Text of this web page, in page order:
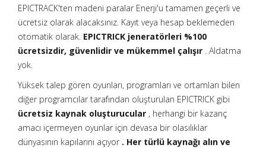
EPICTRACK'ten madeni paralar Enerji'u tamamen geçerli ve
ücretsiz olarak alacaksınız. Kayıt veya hesap beklemeden
otomatik olarak. EPICTRICK jeneratörleri %100
ücretsizdir, güvenlidir ve mükemmel çalışır . Aldatma
yok.
Yüksek talep gören oyunları, programları ve ortamları bilen
diğer programcılar tarafından oluşturulan EPICTRICK gibi
ücretsiz kaynak oluşturucular , herhangi bir kazanç
amacı içermeyen oyunlar için devasa bir olasılıklar
dünyasının kapılarını açıyor . Her türlü kaynağı alın ve